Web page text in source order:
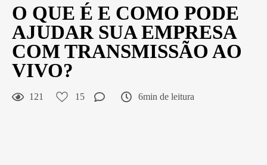
O QUE É E COMO PODE
AJUDAR SUA EMPRESA
COM TRANSMISSÃO AO
VIVO?
121 15 6min de leitura